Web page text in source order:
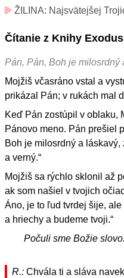
ŽILINA: Najsvätejšej
Čítanie z Knihy Exodus
Pán, Pán, Boh je milosrdný
Mojžiš včasráno vstal a
prikázal Pán; v rukách mal
Keď Pán zostúpil v oblaku,
Pánovo meno. Pán prešiel
Boh je milosrdný a
a verný.“
Mojžiš sa rýchlo sklonil až
ak som našiel v tvojich
Áno, je to ľud tvrdej šije,
a hriechy a budeme tvoji.“
Počuli sme Božie slovo.
R.: Chvála ti a sláva